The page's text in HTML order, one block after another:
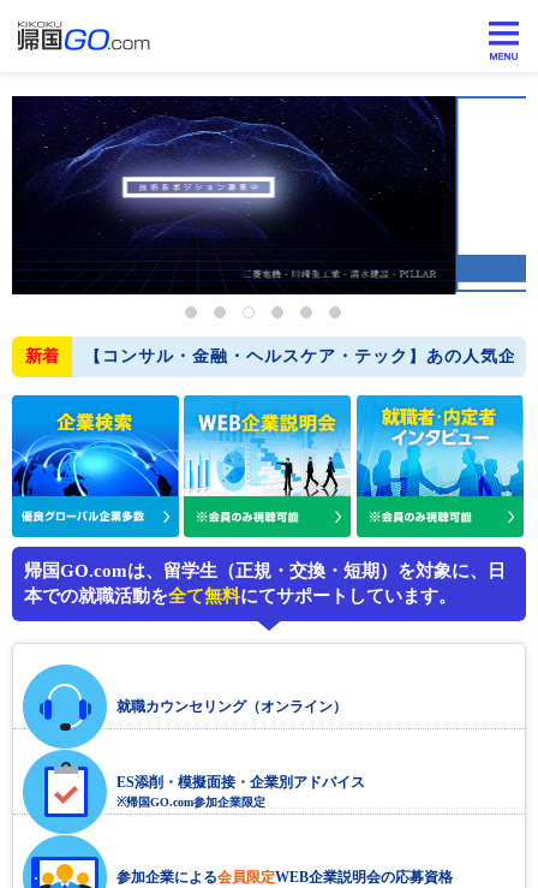
新着 【コンサル・金融・ヘルスケア・テック】あの人気企
帰国GO.comは、留学生（正規・交換・短期）を対象に、日
本での就職活動を全て無料にてサポートしています。
就職カウンセリング（オンライン）
ES添削・模擬面接・企業別アドバイス
※帰国GO.com参加企業限定
参加企業による会員限定WEB企業説明会の応募資格